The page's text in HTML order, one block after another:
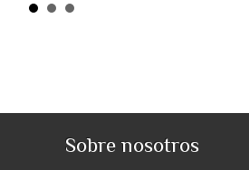
Sobre nosotros